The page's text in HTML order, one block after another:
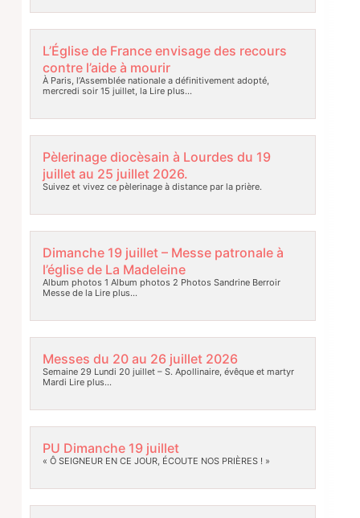
L’Église de France envisage des recours
contre l’aide à mourir
À Paris, l’Assemblée nationale a définitivement adopté,
mercredi soir 15 juillet, laLire plus…
Pèlerinage diocèsain à Lourdes du 19
juillet au 25 juillet 2026.
Suivez et vivez ce pèlerinage à distance par la prière.
Dimanche 19 juillet – Messe patronale à
l’église de La Madeleine
Album photos 1 Album photos 2 Photos Sandrine Berroir
Messe de laLire plus…
Messes du 20 au 26 juillet 2026
Semaine 29 Lundi 20 juillet – S. Apollinaire, évêque et martyr
Mardi Lire plus…
PU Dimanche 19 juillet
« Ô SEIGNEUR EN CE JOUR, ÉCOUTE NOS PRIÈRES ! »